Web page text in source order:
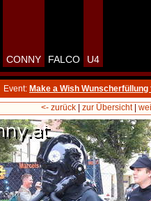
CONNY FALCO U4
Event: Make a Wish Wunscherfüllung
<- zurück| zur Übersicht|